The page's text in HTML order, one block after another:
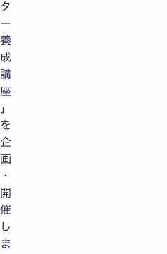
タ
ー
養
成
講
座
」
を
企
画
・
開
催
し
ま